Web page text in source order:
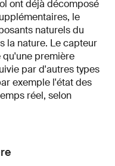
ont déjà décomposé
le
naturels du
la nature. Le capteur
qu'une première
par d'autres types
exemple l'état des
réel, selon